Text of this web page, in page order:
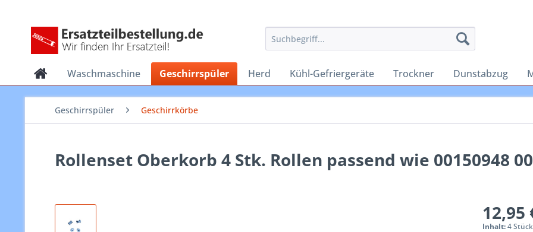
Waschmaschine Geschirrspüler Herd Kühl-Gefriergeräte Trockner Dunstabzug
Geschirrspüler Geschirrkörbe
Rollenset Oberkorb 4 Stk. Rollen passend wie 00150948
12,95
Inhalt:4